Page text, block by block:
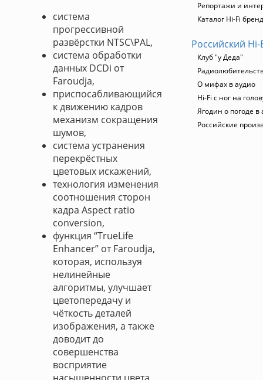
система
прогрессивной
развёрстки NTSC\PAL,
система обработки
данных DCDi от
Faroudja,
приспосабливающийся
к движению кадров
механизм сокращения
шумов,
система устранения
перекрёстных
цветовых искажений,
технология изменения
соотношения сторон
кадра Aspect ratio
conversion,
функция “TrueLife
Enhancer” от Faroudja,
которая, используя
нелинейные
алгоритмы, улучшает
цветопередачу и
чёткость деталей
изображения, а также
доводит до
совершенства
восприятие
Репортажи и
Каталог Hi-Fi
Российский Hi-
Клуб "у Деда"
О мифах в аудио
Hi-Fi с ног на
Ягодин о погоде
Российские